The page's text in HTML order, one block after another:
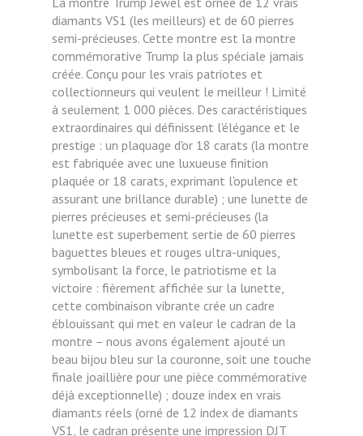
diamants VS1 (les meilleurs) et de 60 pierres
semi-précieuses. Cette montre est la montre
commémorative Trump la plus spéciale jamais
créée. Conçu pour les vrais patriotes et
collectionneurs qui veulent le meilleur ! Limité
à seulement 1 000 pièces. Des caractéristiques
extraordinaires qui définissent l'élégance et le
prestige : un plaquage d'or 18 carats (la montre
est fabriquée avec une luxueuse finition
plaquée or 18 carats, exprimant l'opulence et
assurant une brillance durable) ; une lunette de
pierres précieuses et semi-précieuses (la
lunette est superbement sertie de 60 pierres
baguettes bleues et rouges ultra-uniques,
symbolisant la force, le patriotisme et la
victoire : fièrement affichée sur la lunette,
cette combinaison vibrante crée un cadre
éblouissant qui met en valeur le cadran de la
montre – nous avons également ajouté un
beau bijou bleu sur la couronne, soit une touche
finale joaillière pour une pièce commémorative
déjà exceptionnelle) ; douze index en vrais
diamants réels (orné de 12 index de diamants
VS1, le cadran présente une impression DJT